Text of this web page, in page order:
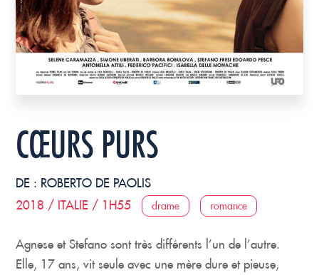
CŒURS PURS
DE : ROBERTO DE PAOLIS
2018 / ITALIE / 1H55
drame romance
Agnese et Stefano sont très différents l’un de l’autre.
Elle, 17 ans, vit seule avec une mère dure et pieuse,